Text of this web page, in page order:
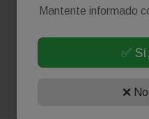
Mantente informado
✅
❌